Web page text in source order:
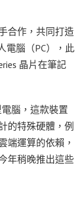
合作，共同打造
電腦（PC），此
晶片在筆記
腦，這款裝置
的特殊硬體，例
端運算的依賴，
年稍晚推出這些